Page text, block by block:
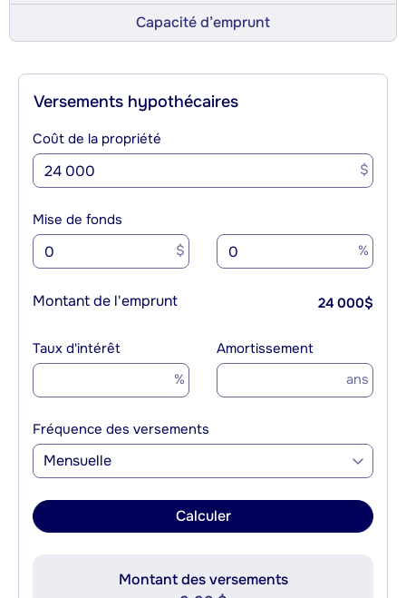
Capacité d’emprunt
Versements hypothécaires
Coût de la propriété
$
Mise de fonds
$ %
Montant de l'emprunt 24 000$
Taux d'intérêt
%
Amortissement
ans
Fréquence des versements
Mensuelle
Calculer
Montant des versements